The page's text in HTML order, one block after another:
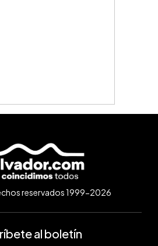
reservados 1999-2026
al boletín